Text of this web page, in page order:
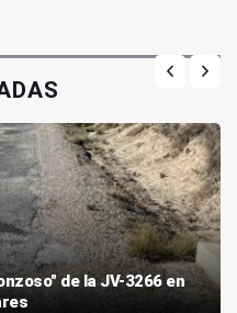
de la JV-3266 en